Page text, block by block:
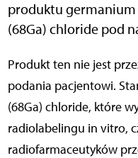
produktu
(68Ga) chloride pod
Produkt ten nie jest przeznaczony do bezpośredniego
podania pacjentowi.
(68Ga) chloride, które
radiolabelingu in vitro,
radiofarmaceutyków